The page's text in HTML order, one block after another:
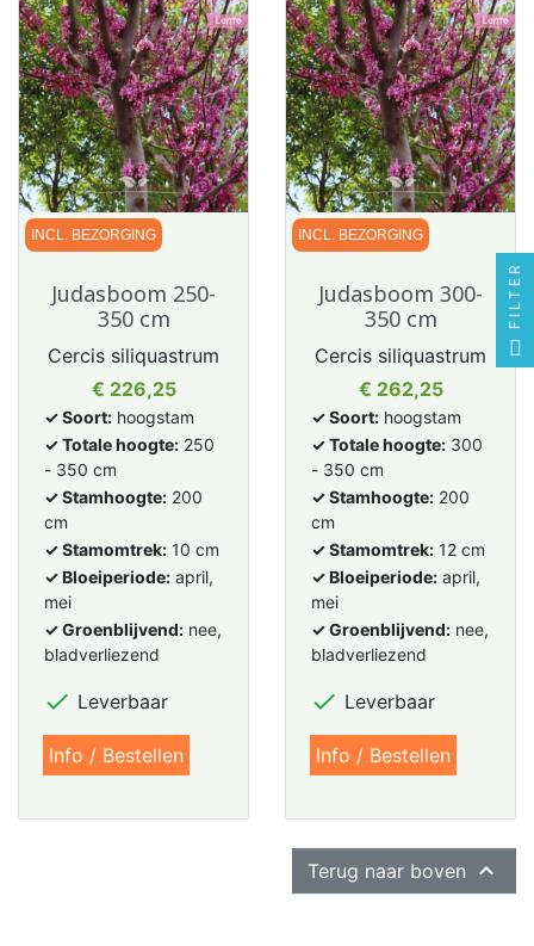
INCL. BEZORGING
Judasboom 250-
350 cm
Cercis siliquastrum
Prijs
€ 226,25
✓ Soort: hoogstam
✓ Totale hoogte: 250
- 350 cm
✓ Stamhoogte: 200
cm
✓ Stamomtrek: 10 cm
✓ Bloeiperiode: april,
mei
✓ Groenblijvend: nee,
bladverliezend
 Leverbaar
Info / Bestellen
INCL. BEZORGING
Judasboom 300-
350 cm
Cercis siliquastrum
Prijs
€ 262,25
✓ Soort: hoogstam
✓ Totale hoogte: 300
- 350 cm
✓ Stamhoogte: 200
cm
✓ Stamomtrek: 12 cm
✓ Bloeiperiode: april,
mei
✓ Groenblijvend: nee,
bladverliezend
 Leverbaar
Info / Bestellen
Terug naar boven 
FILTER